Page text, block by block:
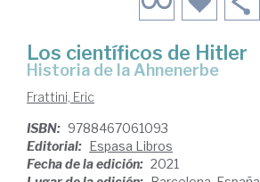
Los científicos de Hitler
Historia de la Ahnenerbe
Frattini, Eric
ISBN: 9788467061093
Editorial: Espasa Libros
Fecha de la edición: 2021